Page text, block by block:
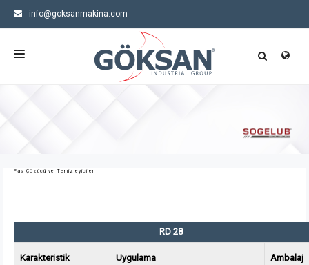
info@goksanmakina.com
Pas Çözücü ve Temizleyiciler
RD 28
Karakteristik Uygulama Ambalaj